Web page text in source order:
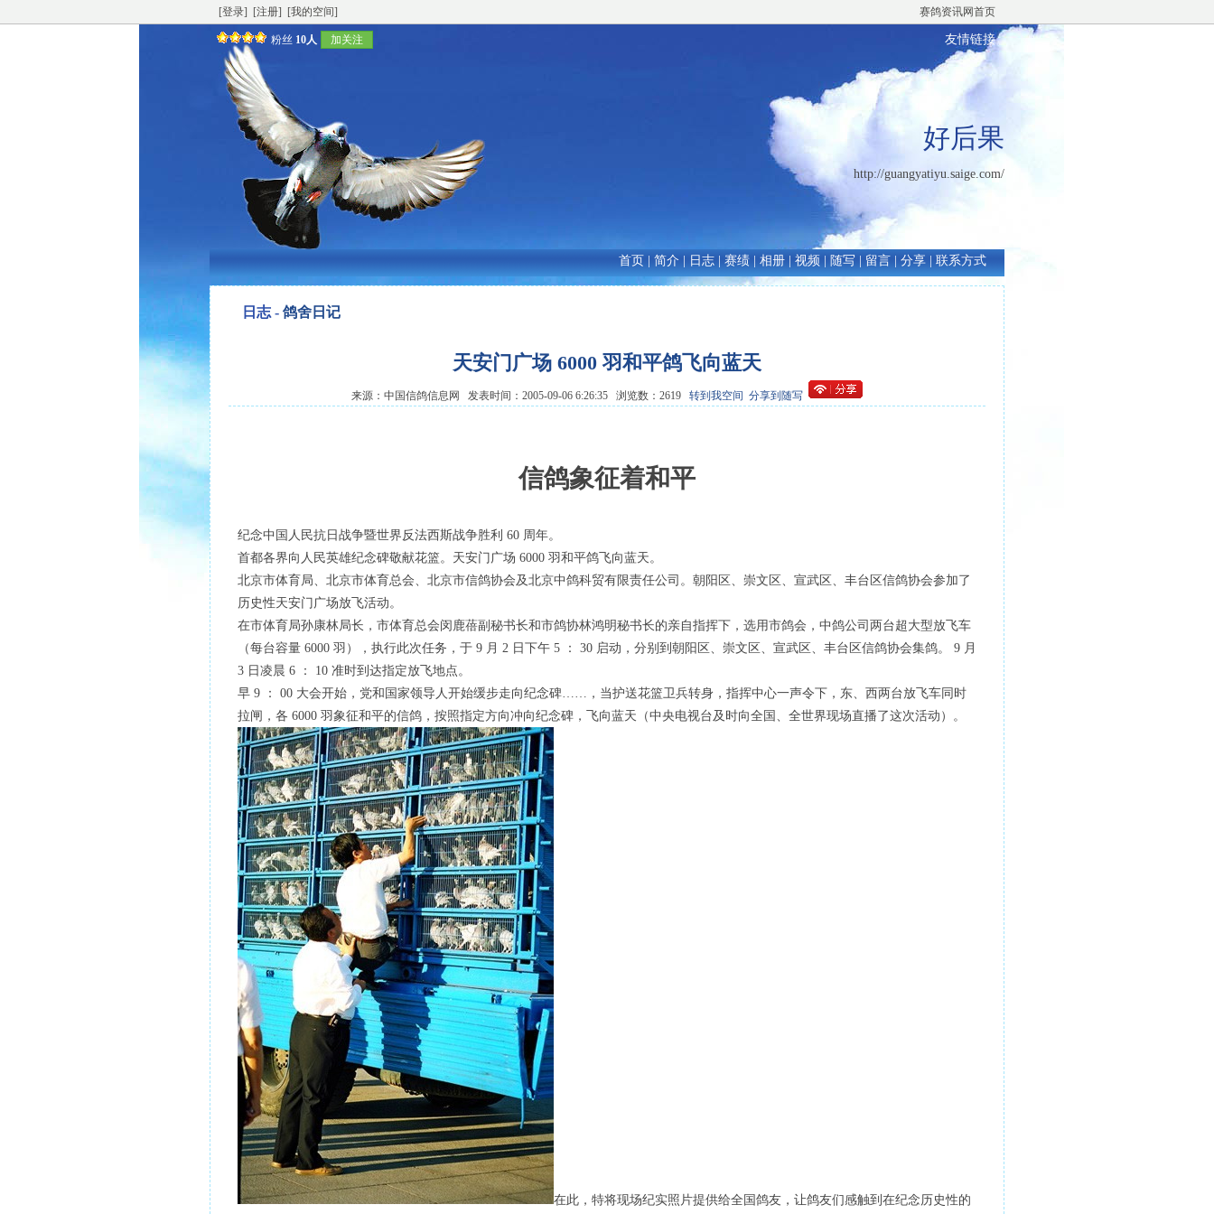
[登录] [注册] [我的空间] 赛鸽资讯网首页
粉丝 10人 加关注 友情链接
好后果
http://guangyatiyu.saige.com/
首页 简介 日志 赛绩 相册 视频 随写 留言 分享 联系方式
日志 - 鸽舍日记
天安门广场 6000 羽和平鸽飞向蓝天
来源：中国信鸽信息网 发表时间：2005-09-06 6:26:35 浏览数：2619 转到我空间 分享到随写
信鸽象征着和平
纪念中国人民抗日战争暨世界反法西斯战争胜利 60 周年。
首都各界向人民英雄纪念碑敬献花篮。天安门广场 6000 羽和平鸽飞向蓝天。
北京市体育局、北京市体育总会、北京市信鸽协会及北京中鸽科贸有限责任公司。朝阳区、崇文区、宣武区、丰台区信鸽协会参加了
历史性天安门广场放飞活动。
在市体育局孙康林局长，市体育总会闵鹿蓓副秘书长和市鸽协林鸿明秘书长的亲自指挥下，选用市鸽会，中鸽公司两台超大型放飞车
（每台容量 6000 羽），执行此次任务，于 9 月 2 日下午 5 ： 30 启动，分别到朝阳区、崇文区、宣武区、丰台区信鸽协会集鸽。 9 月
3 日凌晨 6 ： 10 准时到达指定放飞地点。
早 9 ： 00 大会开始，党和国家领导人开始缓步走向纪念碑……，当护送花篮卫兵转身，指挥中心一声令下，东、西两台放飞车同时
拉闸，各 6000 羽象征和平的信鸽，按照指定方向冲向纪念碑，飞向蓝天（中央电视台及时向全国、全世界现场直播了这次活动）。
在此，特将现场纪实照片提供给全国鸽友，让鸽友们感触到在纪念历史性的